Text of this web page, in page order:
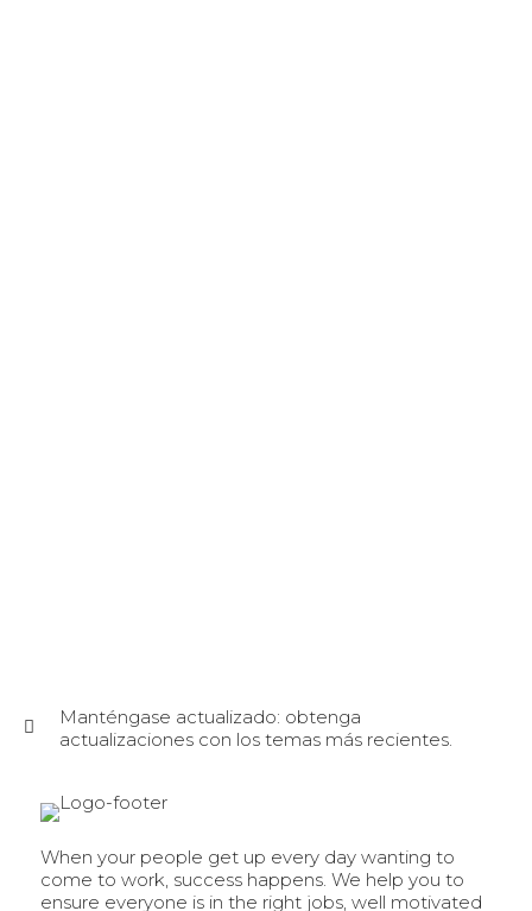
Manténgase actualizado: obtenga
actualizaciones con los temas más recientes.
When your people get up every day wanting to
come to work, success happens. We help you to
ensure everyone is in the right jobs, well motivated